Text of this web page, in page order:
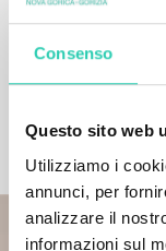
Consenso
Questo sito web
Utilizziamo i
annunci, per
analizzare il
informazioni sul
e/o a una
ARTISTI